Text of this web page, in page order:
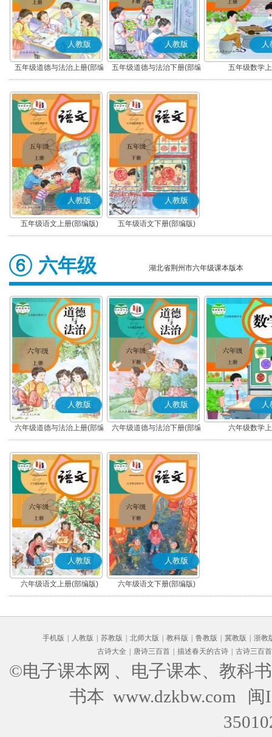
人教版
五年级道德与法治上册(部编
版)
人教版
五年级道德与法治下册(部编
版)
人
五年级数学
人教版
五年级语文上册(部编版)
人教版
五年级语文下册(部编版)
六年级 湖北省荆州市六年级课本版本
人教版
六年级道德与法治上册(部编
版)
人教版
六年级道德与法治下册(部编
版)
人
六年级数学
人教版
六年级语文上册(部编版)
人教版
六年级语文下册(部编版)
手机版 人教版 苏教版 北师大版 教科版 鲁教版 冀教版
浙教
古诗大全
唐诗三百首 描述春天的古诗 古诗三百首
©电子课本网 、电子课本、教科
书本 www.dzkbw.com
闽